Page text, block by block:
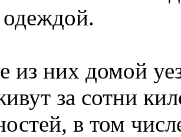
одеждой.
из них домой
за сотни
в том